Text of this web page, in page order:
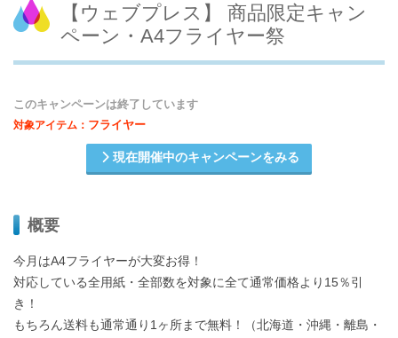
【ウェブプレス】 商品限定キャン
ペーン・A4フライヤー祭
このキャンペーンは終了しています
対象アイテム： フライヤー
現在開催中のキャンペーンをみる
概要
今月はA4フライヤーが大変お得！
対応している全用紙・全部数を対象に全て通常価格より15％引
き！
もちろん送料も通常通り1ヶ所まで無料！（北海道・沖縄・離島・